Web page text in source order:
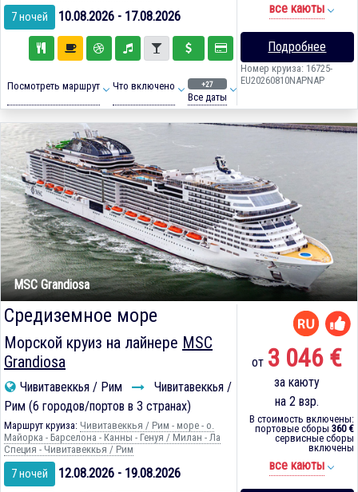
7 ночей 10.08.2026 - 17.08.2026
Посмотреть маршрут Что включено +27
Все даты
все каюты
Подробнее
Номер круиза: 16725-
EU20260810NAPNAP
MSC Grandiosa
Средиземное море
Морской круиз на лайнере MSC
Grandiosa
Чивитавеккья / Рим
Чивитавеккья /
Рим (6 городов/портов в 3 странах)
Маршрут круиза: Чивитавеккья / Рим - море - о.
Майорка - Барселона - Канны - Генуя / Милан - Ла
Специя - Чивитавеккья / Рим
7 ночей 12.08.2026 - 19.08.2026
от 3 046 €
за каюту
на 2 взр.
В стоимость включены:
портовые сборы 360 €
сервисные сборы
включены
все каюты